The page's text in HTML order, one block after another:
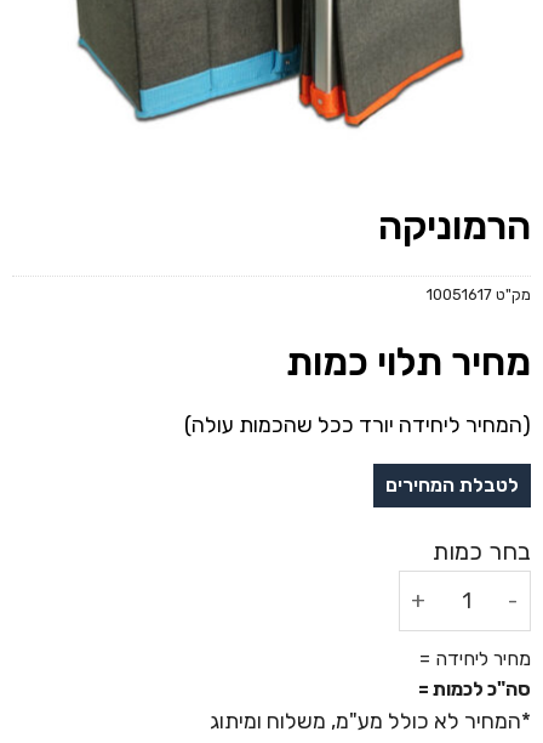
הרמוניקה
מק"ט 10051617
מחיר תלוי כמות
(המחיר ליחידה יורד ככל שהכמות עולה)
סה"כ לכמות =
מחיר ליחידה =